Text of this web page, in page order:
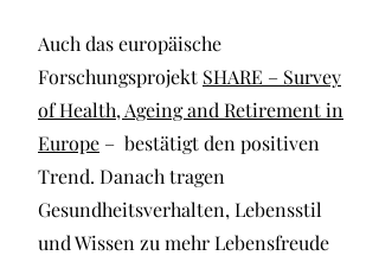
Auch das europäische
Forschungsprojekt SHARE – Survey
of Health, Ageing and Retirement in
Europe – bestätigt den positiven
Trend. Danach tragen
Gesundheitsverhalten, Lebensstil
und Wissen zu mehr Lebensfreude